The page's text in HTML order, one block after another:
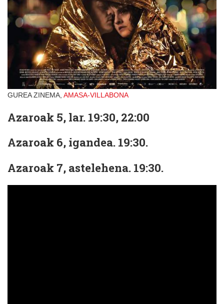
GUREA ZINEMA, AMASA-VILLABONA
Azaroak 5, lar. 19:30, 22:00
Azaroak 6, igandea. 19:30.
Azaroak 7, astelehena. 19:30.